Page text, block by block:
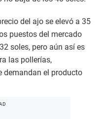
del ajo se elevó a 35
puestos del mercado
soles, pero aún así es
las pollerías,
demandan el producto